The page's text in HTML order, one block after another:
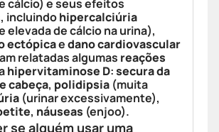
cálcio) e seus efeitos
incluindohipercalciúria
elevada de cálcio na urina),
ectópicaedano cardiovascular
relatadas algumas reações
hipervitaminose D:secura da
cabeça, polidipsia (muita
(urinar excessivamente),
, náuseas (enjoo).
se alguém usar uma